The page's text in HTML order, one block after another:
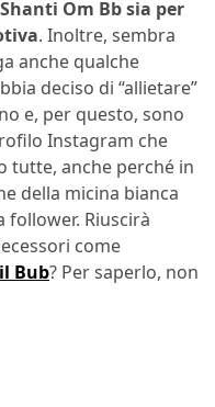
Shanti Om Bb sia per
. Inoltre, sembra
anche qualche
deciso di “allietare”
e, per questo, sono
Instagram che
tutte, anche perché in
della micina bianca
Riuscirà
come
Bub? Per saperlo, non